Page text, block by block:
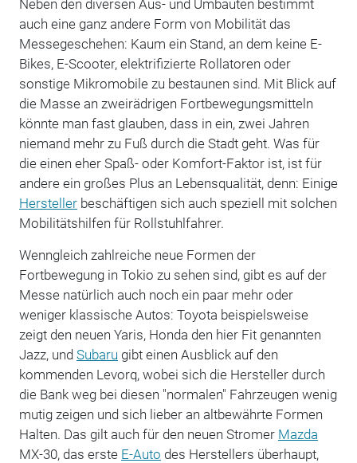
Neben den diversen Aus- und Umbauten bestimmt
auch eine ganz andere Form von Mobilität das
Messegeschehen: Kaum ein Stand, an dem keine E-
Bikes, E-Scooter, elektrifizierte Rollatoren oder
sonstige Mikromobile zu bestaunen sind. Mit Blick auf
die Masse an zweirädrigen Fortbewegungsmitteln
könnte man fast glauben, dass in ein, zwei Jahren
niemand mehr zu Fuß durch die Stadt geht. Was für
die einen eher Spaß- oder Komfort-Faktor ist, ist für
andere ein großes Plus an Lebensqualität, denn: Einige
Herstellerbeschäftigen sich auch speziell mit solchen
Mobilitätshilfen für Rollstuhlfahrer.
Wenngleich zahlreiche neue Formen der
Fortbewegung in Tokio zu sehen sind, gibt es auf der
Messe natürlich auch noch ein paar mehr oder
weniger klassische Autos: Toyota beispielsweise
zeigt den neuen Yaris, Honda den hier Fit genannten
Jazz, und Subaru gibt einen Ausblick auf den
kommenden Levorq, wobei sich die Hersteller durch
die Bank weg bei diesen "normalen" Fahrzeugen wenig
mutig zeigen und sich lieber an altbewährte Formen
Halten. Das gilt auch für den neuen Stromer Mazda
MX-30, das erste E-Auto des Herstellers überhaupt,